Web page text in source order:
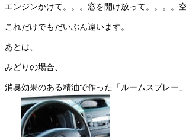
エンジンかけて。。。窓を開け放って。。。。空
これだけでもだいぶん違います。
あとは、
みどりの場合、
消臭効果のある精油で作った「ルームスプレー